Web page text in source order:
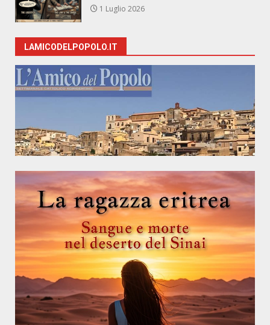
1 Luglio 2026
LAMICODELPOPOLO.IT